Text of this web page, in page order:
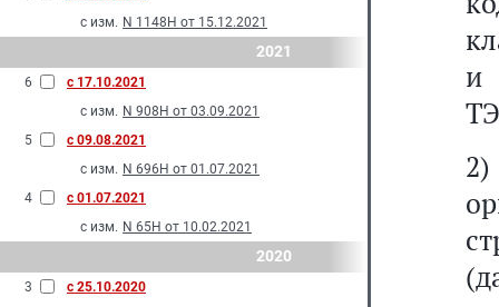
с изм. N 1148Н от 15.12.2021
2021
6
с 17.10.2021
с изм. N 908Н от 03.09.2021
5
с 09.08.2021
с изм. N 696Н от 01.07.2021
4
с 01.07.2021
с изм. N 65Н от 10.02.2021
2020
3
с 25.10.2020
и